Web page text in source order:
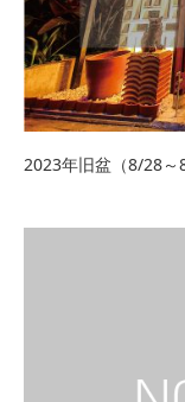
2023年旧盆（8/28～